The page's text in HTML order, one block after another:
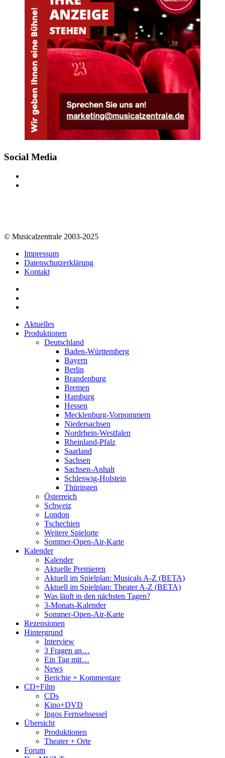
Social Media
© Musicalzentrale 2003-2025
Impressum
Datenschutzerklärung
Kontakt
Aktuelles
Produktionen
Deutschland
Baden-Württemberg
Bayern
Berlin
Brandenburg
Bremen
Hamburg
Hessen
Mecklenburg-Vorpommern
Niedersachsen
Nordrhein-Westfalen
Rheinland-Pfalz
Saarland
Sachsen
Sachsen-Anhalt
Schleswig-Holstein
Thüringen
Österreich
Schweiz
London
Tschechien
Weitere Spielorte
Sommer-Open-Air-Karte
Kalender
Kalender
Aktuelle Premieren
Aktuell im Spielplan: Musicals A-Z (BETA)
Aktuell im Spielplan: Theater A-Z (BETA)
Was läuft in den nächsten Tagen?
3-Monats-Kalender
Sommer-Open-Air-Karte
Rezensionen
Hintergrund
Interview
3 Fragen an…
Ein Tag mit…
News
Berichte + Kommentare
CD+Film
CDs
Kino+DVD
Ingos Fernsehsessel
Übersicht
Produktionen
Theater + Orte
Forum